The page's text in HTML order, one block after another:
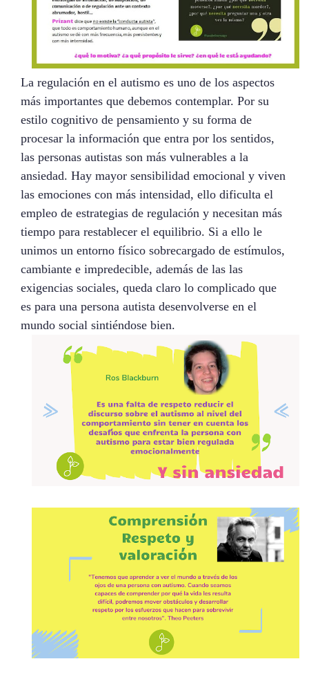
La regulación en el autismo es uno de los aspectos
más importantes que debemos contemplar. Por su
estilo cognitivo de pensamiento y su forma de
procesar la información que entra por los sentidos,
las personas autistas son más vulnerables a la
ansiedad. Hay mayor sensibilidad emocional y viven
las emociones con más intensidad, ello dificulta el
empleo de estrategias de regulación y necesitan más
tiempo para restablecer el equilibrio. Si a ello le
unimos un entorno físico sobrecargado de estímulos,
cambiante e impredecible, además de las las
exigencias sociales, queda claro lo complicado que
es para una persona autista desenvolverse en el
mundo social sintiéndose bien.